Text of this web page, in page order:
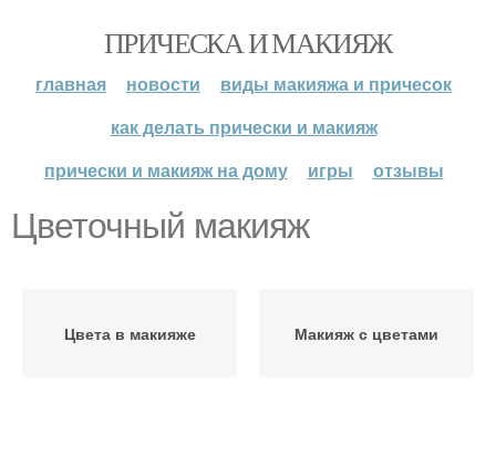
ПРИЧЕСКА И МАКИЯЖ
главная новости
виды макияжа и причесок
как делать прически и макияж
прически и макияж на дому
игры отзывы
Цветочный макияж
Цвета в макияже Макияж с цветами